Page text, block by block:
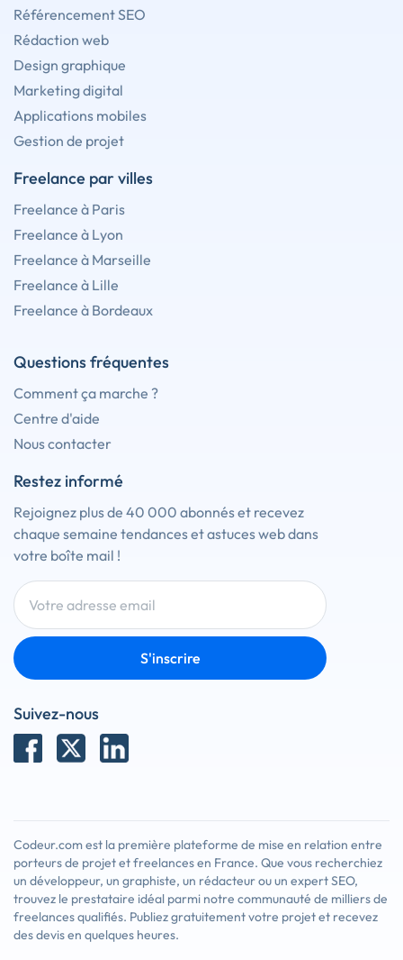
Référencement SEO
Rédaction web
Design graphique
Marketing digital
Applications mobiles
Gestion de projet
Freelance par villes
Freelance à Paris
Freelance à Lyon
Freelance à Marseille
Freelance à Lille
Freelance à Bordeaux
Questions fréquentes
Comment ça marche ?
Centre d'aide
Nous contacter
Restez informé
Rejoignez plus de 40 000 abonnés et recevez
chaque semaine tendances et astuces web dans
votre boîte mail !
S'inscrire
Suivez-nous
Codeur.com est la première plateforme de mise en relation entre
porteurs de projet et freelances en France. Que vous recherchiez
un développeur, un graphiste, un rédacteur ou un expert SEO,
trouvez le prestataire idéal parmi notre communauté de milliers de
freelances qualifiés. Publiez gratuitement votre projet et recevez
des devis en quelques heures.